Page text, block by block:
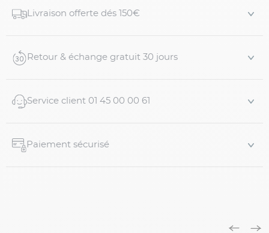
Adapté aux hommes forts
Livraison offerte dés 150€
Retour & échange gratuit 30 jours
Service client 01 45 00 00 61
Paiement sécurisé